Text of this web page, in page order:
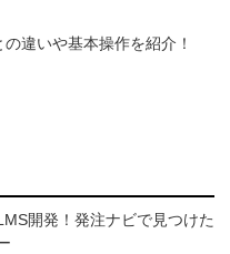
違いや基本操作を紹介！
開発！発注ナビで見つけた